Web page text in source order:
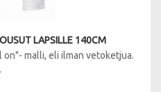
LAPSILLE 140CM
malli, eli ilman vetoketjua.